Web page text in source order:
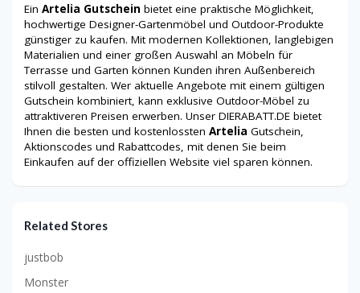
Ein Artelia Gutschein bietet eine praktische Möglichkeit,
hochwertige Designer-Gartenmöbel und Outdoor-Produkte
günstiger zu kaufen. Mit modernen Kollektionen, langlebigen
Materialien und einer großen Auswahl an Möbeln für
Terrasse und Garten können Kunden ihren Außenbereich
stilvoll gestalten. Wer aktuelle Angebote mit einem gültigen
Gutschein kombiniert, kann exklusive Outdoor-Möbel zu
attraktiveren Preisen erwerben. Unser DIERABATT.DE bietet
Ihnen die besten und kostenlossten Artelia Gutschein,
Aktionscodes und Rabattcodes, mit denen Sie beim
Einkaufen auf der offiziellen Website viel sparen können.
Related Stores
justbob
Monster